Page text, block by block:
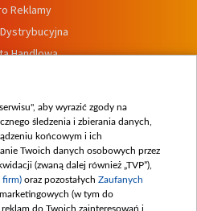
Reklamy
Handlowa
wewnętrznych
aby wyrazić zgody na
śledzenia i zbierania danych,
końcowym i ich
Twoich danych osobowych przez
(zwaną dalej również „TVP”),
firm) oraz pozostałych Zaufanych
marketingowych (w tym do
do Twoich zainteresowań i